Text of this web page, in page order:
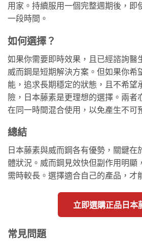
用家。持續服用一個完整週期後，即
一段時間。
如何選擇？
如果你需要即時效果，且已經諮詢醫
威而鋼是短期解決方案。但如果你希
能，追求長期穩定的狀態，且不希望
險，日本藤素是更理想的選擇。兩者
在同一時間混合使用，以免產生不可
總結
日本藤素與威而鋼各有優勢，關鍵在
體狀況。威而鋼見效快但副作用明顯
需時較長。選擇適合自己的產品，才
立即選購正品日本
常見問題